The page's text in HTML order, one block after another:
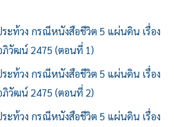
ท้วง กรณีหนังสือชีวิต 5 แผ่นดิน เรื่อง
ภิวัฒน์ 2475 (ตอนที่ 1)
ท้วง กรณีหนังสือชีวิต 5 แผ่นดิน เรื่อง
ภิวัฒน์ 2475 (ตอนที่ 2)
ท้วง กรณีหนังสือชีวิต 5 แผ่นดิน เรื่อง